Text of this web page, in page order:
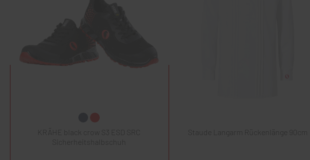
KRÄHE black crow S3 ESD SRC
Sicherheitshalbschuh
Staude Langarm Rückenlänge 90cm